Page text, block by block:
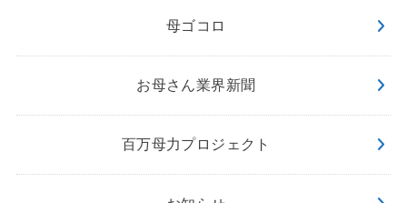
母ゴコロ
お母さん業界新聞
百万母力プロジェクト